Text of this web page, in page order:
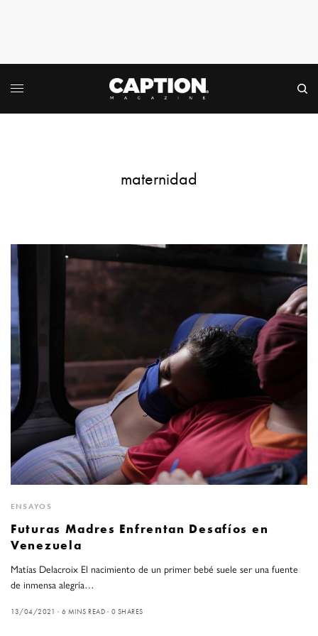
maternidad
ENSAYOS
Futuras Madres Enfrentan Desafíos en
Venezuela
Matías Delacroix El nacimiento de un primer bebé suele ser una fuente
de inmensa alegría…
13/04/2021 6 MINS READ 0 SHARES